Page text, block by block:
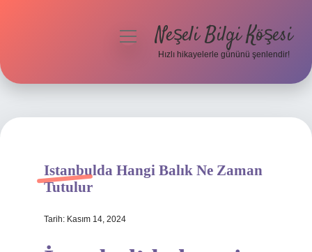
Hakkımızda
menüyüNeşeli Bilgi Köşesi
Hızlı hikayelerle gününü şenlendir!
Istanbulda Hangi Balık Ne Zaman
Tutulur
Tarih: Kasım 14, 2024